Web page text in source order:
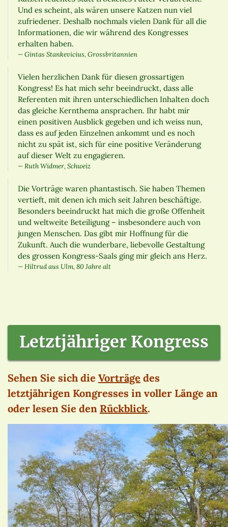
Und es scheint, als wären unsere Katzen nun viel
zufriedener. Deshalb nochmals vielen Dank für all die
Informationen, die wir während des Kongresses
erhalten haben.
Gintas Stankevicius, Grossbritannien
Vielen herzlichen Dank für diesen grossartigen
Kongress! Es hat mich sehr beeindruckt, dass alle
Referenten mit ihren unterschiedlichen Inhalten doch
das gleiche Kernthema ansprachen. Ihr habt mir
einen positiven Ausblick gegeben und ich weiss nun,
dass es auf jeden Einzelnen ankommt und es noch
nicht zu spät ist, sich für eine positive Veränderung
auf dieser Welt zu engagieren.
Ruth Widmer, Schweiz
Die Vorträge waren phantastisch. Sie haben Themen
vertieft, mit denen ich mich seit Jahren beschäftige.
Besonders beeindruckt hat mich die große Offenheit
und weltweite Beteiligung – insbesondere auch von
jungen Menschen. Das gibt mir Hoffnung für die
Zukunft. Auch die wunderbare, liebevolle Gestaltung
des grossen Kongress-Saals ging mir gleich ans Herz.
Hiltrud aus Ulm, 80 Jahre alt
Letztjähriger Kongress
Sehen Sie sich die Vorträge des
letztjährigen Kongresses in voller Länge an
oder lesen Sie den Rückblick.